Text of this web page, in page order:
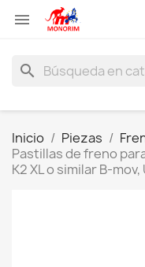

search
Inicio Piezas
Pastillas de freno
K2 XL o similar B-